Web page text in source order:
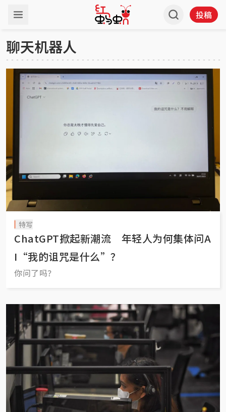
投稿
聊天机器人
特写
ChatGPT掀起新潮流 年轻人为何集体问A
I“我的诅咒是什么”？
你问了吗？